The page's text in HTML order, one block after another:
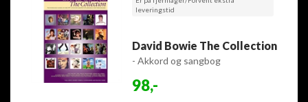
leveringstid
David Bowie The Collection
- Akkord og sangbog
98,-